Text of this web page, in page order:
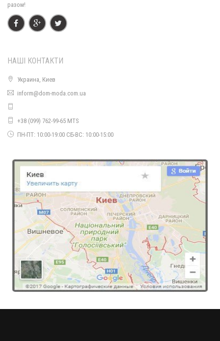
разом!
НАШІ КОНТАКТИ
Украина, Киев
inform@dom-moda.com.ua
+38 (099) 762-99-65 MTS
ПН-ПТ: 10:00-19:00 СБ-ВС: 10:00-15:00